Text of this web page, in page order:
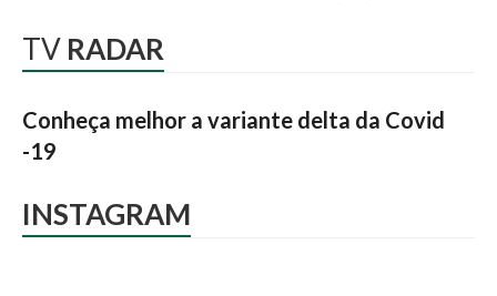
TV RADAR
Conheça melhor a variante delta da Covid
-19
INSTAGRAM